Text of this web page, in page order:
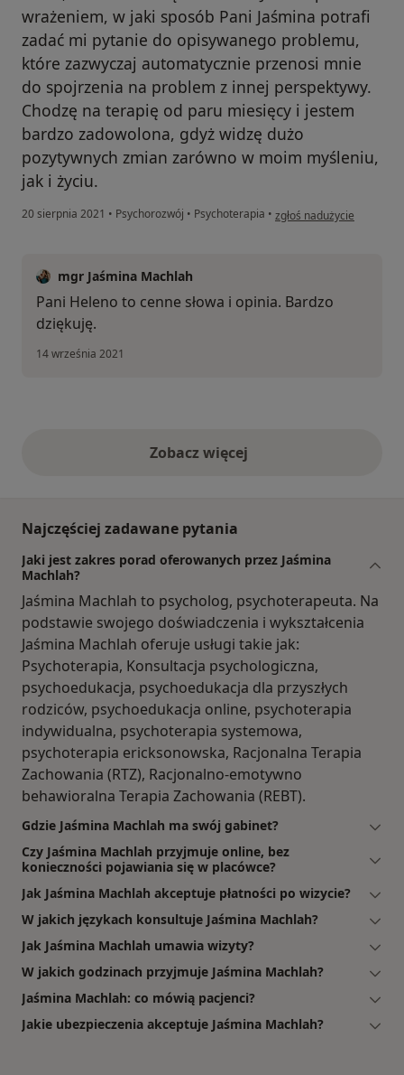
wrażeniem, w jaki sposób Pani Jaśmina potrafi
zadać mi pytanie do opisywanego problemu,
które zazwyczaj automatycznie przenosi mnie
do spojrzenia na problem z innej perspektywy.
Chodzę na terapię od paru miesięcy i jestem
bardzo zadowolona, gdyż widzę dużo
pozytywnych zmian zarówno w moim myśleniu,
jak i życiu.
20 sierpnia 2021 • Psychorozwój • Psychoterapia • w opinii użytkownika
zgłoś nadużycie
mgr Jaśmina Machlah
Pani Heleno to cenne słowa i opinia. Bardzo
dziękuję.
14 września 2021
Zobacz więcejopinie powyżej
Najczęściej zadawane pytania
Jaki jest zakres porad oferowanych przez Jaśmina
Machlah?
Jaśmina Machlah to psycholog, psychoterapeuta. Na
podstawie swojego doświadczenia i wykształcenia
Jaśmina Machlah oferuje usługi takie jak:
Psychoterapia, Konsultacja psychologiczna,
psychoedukacja, psychoedukacja dla przyszłych
rodziców, psychoedukacja online, psychoterapia
indywidualna, psychoterapia systemowa,
psychoterapia ericksonowska, Racjonalna Terapia
Zachowania (RTZ), Racjonalno-emotywno
behawioralna Terapia Zachowania (REBT).
Gdzie Jaśmina Machlah ma swój gabinet?
Czy Jaśmina Machlah przyjmuje online, bez
konieczności pojawiania się w placówce?
Jak Jaśmina Machlah akceptuje płatności po wizycie?
W jakich językach konsultuje Jaśmina Machlah?
Jak Jaśmina Machlah umawia wizyty?
W jakich godzinach przyjmuje Jaśmina Machlah?
Jaśmina Machlah: co mówią pacjenci?
Jakie ubezpieczenia akceptuje Jaśmina Machlah?